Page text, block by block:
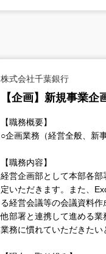
株式会社千葉銀行
【企画】新規事業企
【職務概要】
○企画業務（経営全般、新
【職務内容】
経営企画部として本部各
定いただきます。また、
る経営会議等の会議資料作
他部署と連携して進める
業務に慣れていただきたい